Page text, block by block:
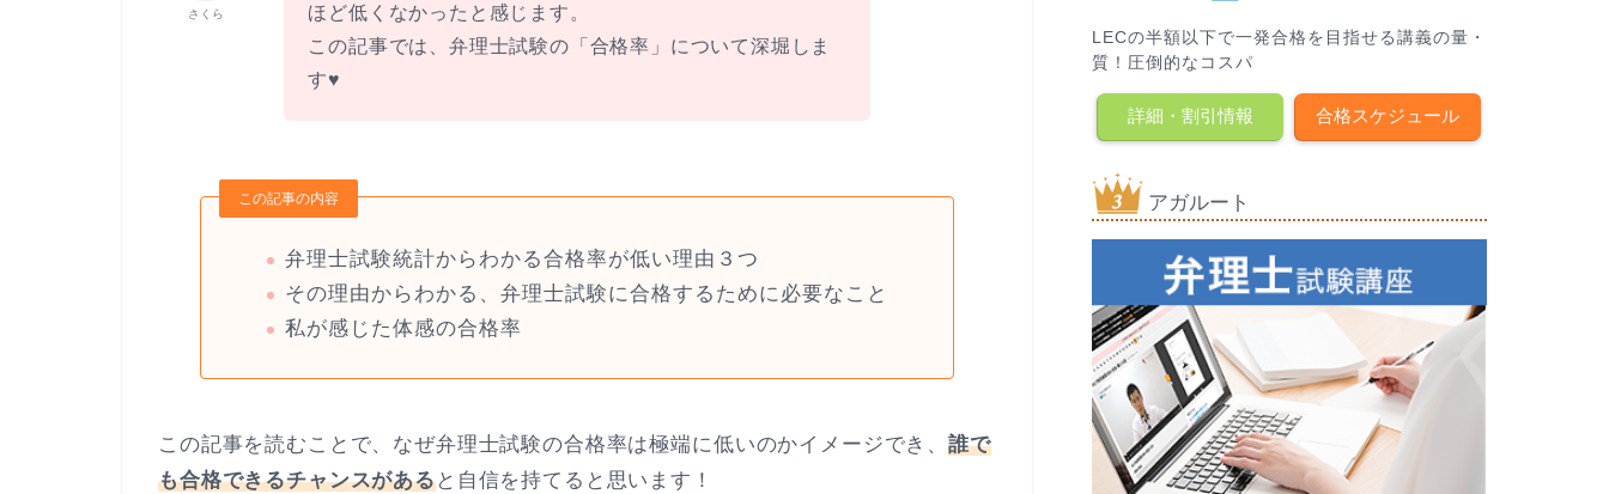
さくら
ほど低くなかったと感じます。
この記事では、弁理士試験の「合格率」について深堀しま
す♥
この記事の内容
弁理士試験統計からわかる合格率が低い理由３つ
その理由からわかる、弁理士試験に合格するために必要なこと
私が感じた体感の合格率
この記事を読むことで、なぜ弁理士試験の合格率は極端に低いのかイメージでき、誰で
も合格できるチャンスがあると自信を持てると思います！
LECの半額以下で一発合格を目指せる講義の量・
質！圧倒的なコスパ
詳細・割引情報 合格スケジュール
アガルート